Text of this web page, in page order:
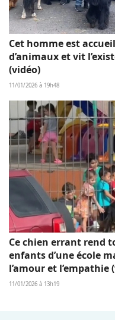
Cet homme est
d’animaux et vit
(vidéo)
11/01/2026 à 19h48
Ce chien errant rend
enfants d’une école
l’amour et l’empathie
11/01/2026 à 13h19